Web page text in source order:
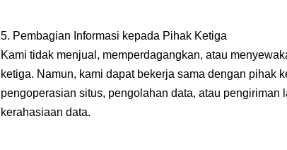
5. Pembagian Informasi kepada Pihak Ketiga
Kami tidak menjual, memperdagangkan, atau
ketiga. Namun, kami dapat bekerja sama dengan pihak
pengoperasian situs, pengolahan data, atau
kerahasiaan data.